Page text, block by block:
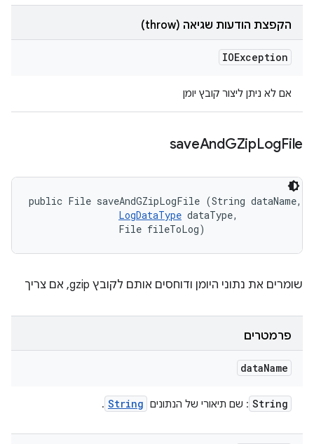
הקפצת הודעות שגיאה (throw)
IOException
אם לא ניתן ליצור קובץ יומן
saveAndGZipLogFile
public File saveAndGZipLogFile (String dataName,
LogDataType dataType,
                File fileToLog)
שומרים את נתוני היומן ודוחסים אותם לקובץ gzip, אם צריך
פרמטרים
dataName
String : שם תיאורי של הנתונים String
.